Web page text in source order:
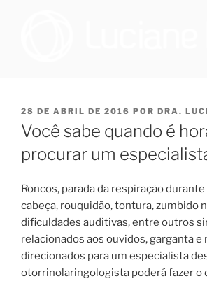
DE JANEIRO | DRA.
DE FIGUEIREDO
promover melhoria à qualidade de vida dos
PUBLICADO
EM
28 DE ABRIL DE 2016 POR DRA.
Você sabe quando é
procurar um
Roncos, parada da respiração
cabeça, rouquidão, tontura, zumbido
dificuldades auditivas, entre outros
relacionados aos ouvidos, garganta e
direcionados para um especialista
otorrinolaringologista poderá fazer o